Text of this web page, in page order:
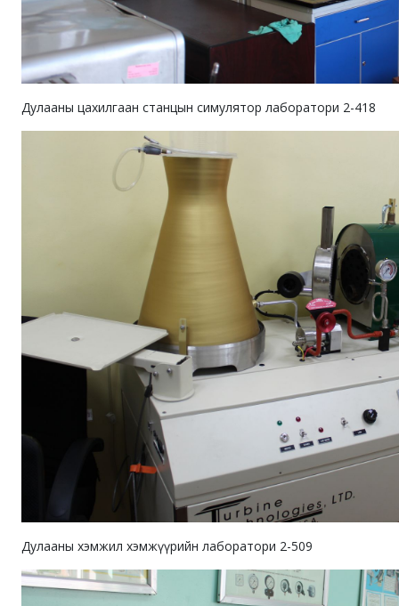
Дулааны цахилгаан станцын симулятор лаборатори 2-418
Дулааны хэмжил хэмжүүрийн лаборатори 2-509